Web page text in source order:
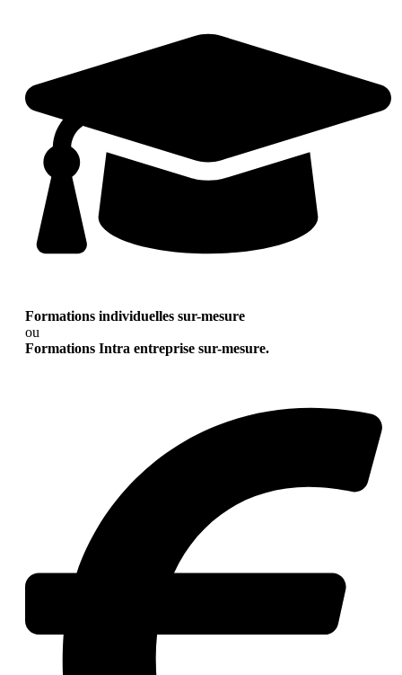
Formations individuelles sur-mesure
ou
Formations Intra entreprise sur-mesure.